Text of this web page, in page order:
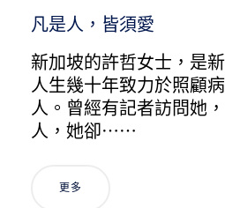
凡是人，皆須愛
新加坡的許哲女士，是
人生幾十年致力於照顧
人。曾經有記者訪問她
人，她卻⋯⋯
更多